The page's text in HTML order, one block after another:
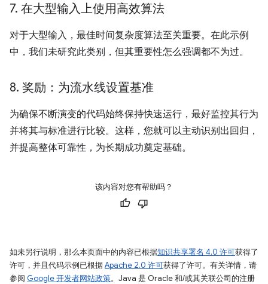
7. 在大型输入上使用高效算法
对于大型输入，最佳时间复杂度算法至关重要。在此示例
中，我们未研究此类别，但其重要性怎么强调都不为过。
8. 奖励：为流水线设置基准
为确保不断演变的代码始终保持快速运行，最好监控其行为
并将其与标准进行比较。这样，您就可以主动识别出回归，
并提高整体可靠性，为长期成功奠定基础。
该内容对您有帮助吗？
如未另行说明，那么本页面中的内容已根据知识共享署名 4.0 许可获得了
许可，并且代码示例已根据Apache 2.0 许可获得了许可。有关详情，请
参阅 Google 开发者网站政策。Java 是 Oracle 和/或其关联公司的注册